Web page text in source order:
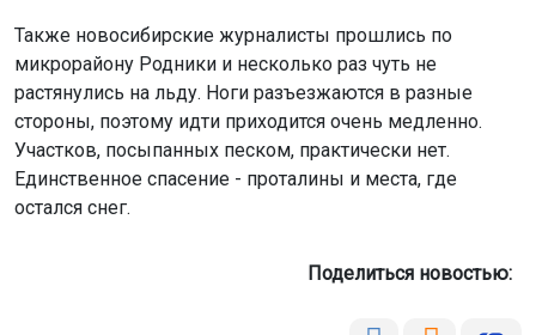
Также новосибирские журналисты прошлись по
микрорайону Родники и несколько раз чуть не
растянулись на льду. Ноги разъезжаются в разные
стороны, поэтому идти приходится очень медленно.
Участков, посыпанных песком, практически нет.
Единственное спасение - проталины и места, где
остался снег.
Поделиться новостью: